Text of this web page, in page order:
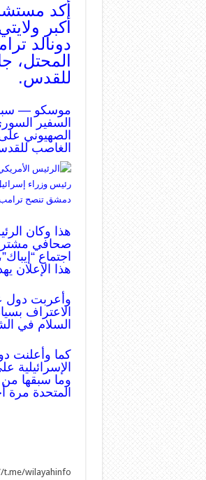
أكد
أكبر
دونالد
المحتل،
للقدس.
موسكو —
السفير
الصهيوني
الغاصب
دمشق تنصح ترامب
هذا وكان
صحافي
اجتماع
هذا الإعلان
وأعربت دول
الاعتراف
السلام في
كما وأعلنت
الإسرائيلية
وما سبقها
المتحدة
t.me/wilayahinfo